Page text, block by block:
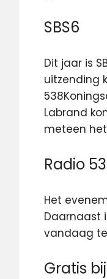
SBS6
Dit jaar is
uitzending
Labrand
meteen
Radio
Het
Daarnaast
vandaag
Gratis